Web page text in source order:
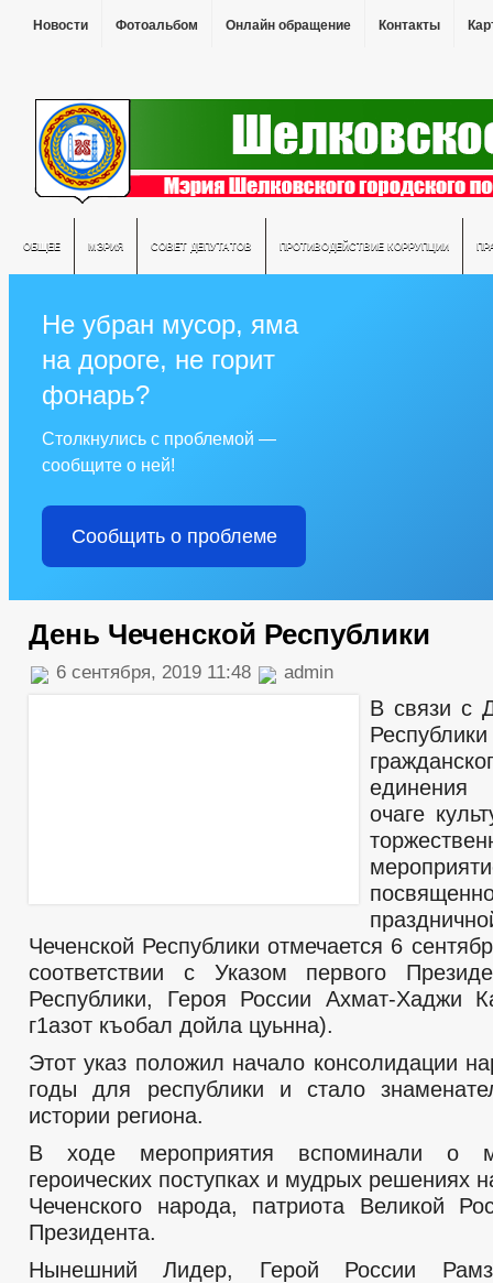
Новости Фотоальбом Онлайн обращение Контакты
ОБЩЕЕ МЭРИЯ СОВЕТ ДЕПУТАТОВ ПРОТИВОДЕЙСТВИЕ КОРРУПЦИИ
Не убран мусор, яма
на дороге, не горит
фонарь?
Столкнулись с проблемой —
сообщите о ней!
Сообщить о проблеме
День Чеченской Республики
6 сентября, 2019 11:48 admin
В связи с
очаге
Чеченской Республики отмечается 6
соответствии с Указом первого
Республики, Героя России Ахмат-Хаджи
г1азот къобал дойла цуьнна).
Этот указ положил начало консолидации
годы для республики и стало
истории региона.
В ходе мероприятия вспоминали о
героических поступках и мудрых решениях
Чеченского народа, патриота Великой
Президента.
Нынешний Лидер, Герой России